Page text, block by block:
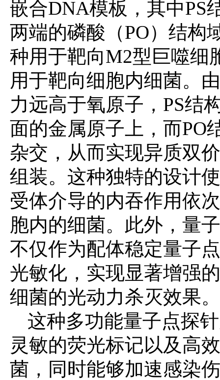
嵌合DNA模板，其中PS
两端的磷酸（PO）结构
种用于靶向M2型巨噬细
用于靶向细胞内细菌。
力远高于氧原子， PS结
面的金属原子上，而PO
杂交，从而实现异质双价
组装。这种独特的设计
受体介导的内吞作用依
胞内的细菌。此外，量
不仅作为配体稳定量子
光敏化，实现显著增强
细菌的光动力杀灭效果。
这种多功能量子点探
灵敏的荧光标记以及高
菌，同时能够加速感染